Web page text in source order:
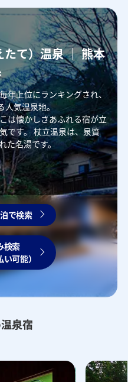
で検索
検索
い可能）
て）温泉 ｜ 熊本
年上位にランキングされ、
気温泉地。
は懐かしさあふれる宿が立
です。杖立温泉は、泉質
た名湯です。
泉宿